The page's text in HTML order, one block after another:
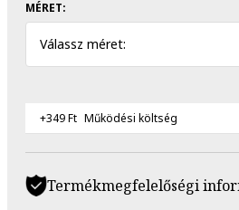
MÉRET:
Válassz méret:
+349 Ft Működési költség
Termékmegfelelőségi